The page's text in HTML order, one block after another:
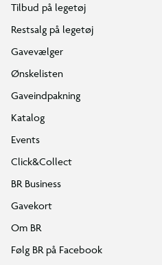
Tilbud på legetøj
Restsalg på legetøj
Gavevælger
Ønskelisten
Gaveindpakning
Katalog
Events
Click&Collect
BR Business
Gavekort
Om BR
Følg BR på Facebook